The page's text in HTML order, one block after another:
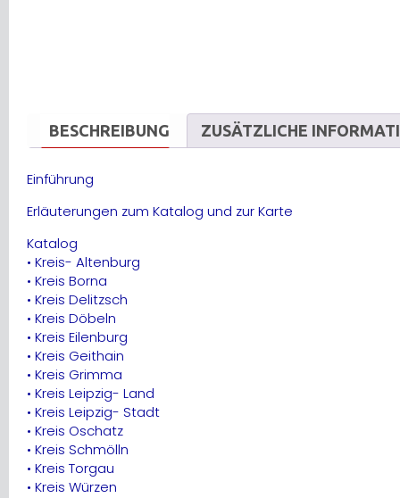
BESCHREIBUNG ZUSÄTZLICHE
Einführung
Erläuterungen zum Katalog und zur Karte
Katalog
• Kreis- Altenburg
• Kreis Borna
• Kreis Delitzsch
• Kreis Döbeln
• Kreis Eilenburg
• Kreis Geithain
• Kreis Grimma
• Kreis Leipzig- Land
• Kreis Leipzig- Stadt
• Kreis Oschatz
• Kreis Schmölln
• Kreis Torgau
• Kreis Würzen